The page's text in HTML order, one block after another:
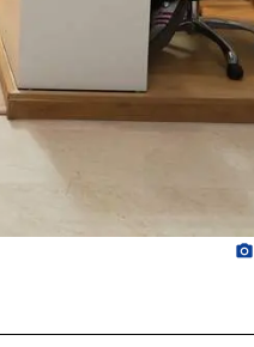
photo_camera